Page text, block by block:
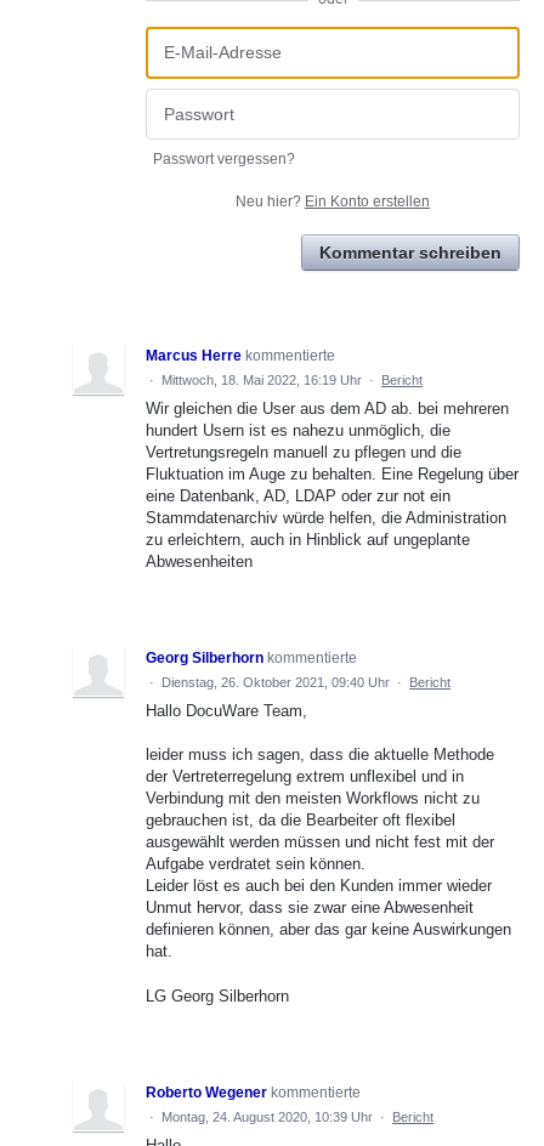
Passwort vergessen?
Neu hier? Ein Konto erstellen
Kommentar schreiben
Marcus Herre kommentierte
· Mittwoch, 18. Mai 2022, 16:19 Uhr · Bericht
Wir gleichen die User aus dem AD ab. bei mehreren
hundert Usern ist es nahezu unmöglich, die
Vertretungsregeln manuell zu pflegen und die
Fluktuation im Auge zu behalten. Eine Regelung über
eine Datenbank, AD, LDAP oder zur not ein
Stammdatenarchiv würde helfen, die Administration
zu erleichtern, auch in Hinblick auf ungeplante
Abwesenheiten
Georg Silberhorn kommentierte
· Dienstag, 26. Oktober 2021, 09:40 Uhr · Bericht
Hallo DocuWare Team,
leider muss ich sagen, dass die aktuelle Methode
der Vertreterregelung extrem unflexibel und in
Verbindung mit den meisten Workflows nicht zu
gebrauchen ist, da die Bearbeiter oft flexibel
ausgewählt werden müssen und nicht fest mit der
Aufgabe verdratet sein können.
Leider löst es auch bei den Kunden immer wieder
Unmut hervor, dass sie zwar eine Abwesenheit
definieren können, aber das gar keine Auswirkungen
hat.
LG Georg Silberhorn
Roberto Wegener kommentierte
· Montag, 24. August 2020, 10:39 Uhr · Bericht